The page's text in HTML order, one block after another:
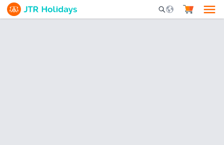
Mobile Search